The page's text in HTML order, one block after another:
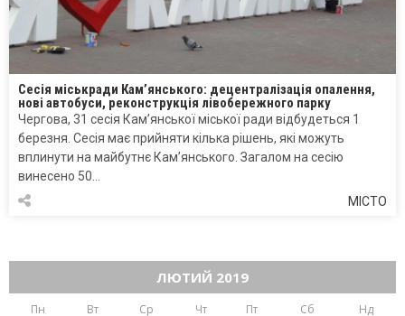
Сесія міськради Кам’янського: децентралізація опалення,
нові автобуси, реконструкція лівобережного парку
Чергова, 31 сесія Кам’янської міської ради відбудеться 1
березня. Сесія має прийняти кілька рішень, які можуть
вплинути на майбутнє Кам’янського. Загалом на сесію
винесено 50…
МІСТО
ЛЮТИЙ 2019
Пн Вт Ср Чт Пт Сб Нд